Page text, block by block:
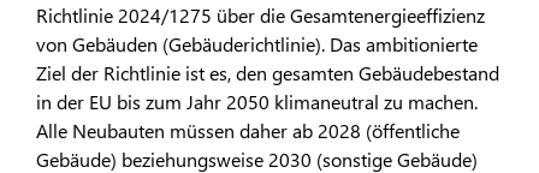
Richtlinie 2024/1275 über die Gesamtenergieeffizienz
von Gebäuden (Gebäuderichtlinie). Das ambitionierte
Ziel der Richtlinie ist es, den gesamten Gebäudebestand
in der EU bis zum Jahr 2050 klimaneutral zu machen.
Alle Neubauten müssen daher ab 2028 (öffentliche
Gebäude) beziehungsweise 2030 (sonstige Gebäude)